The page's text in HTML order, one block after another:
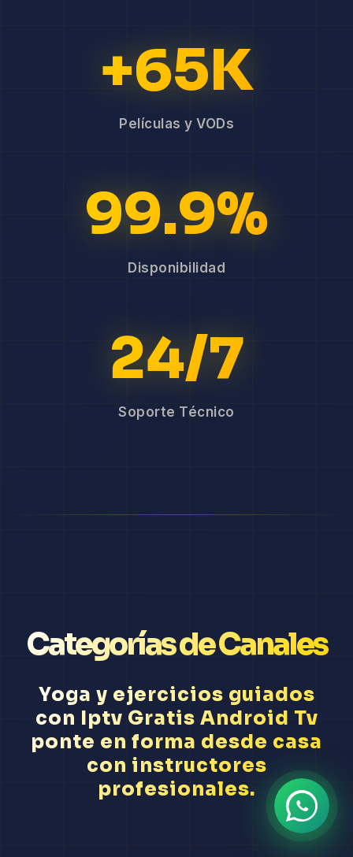
+65K
Películas y VODs
99.9%
Disponibilidad
24/7
Soporte Técnico
Categorías de Canales
Yoga y ejercicios guiados
con Iptv Gratis Android Tv
ponte en forma desde casa
con instructores
profesionales.